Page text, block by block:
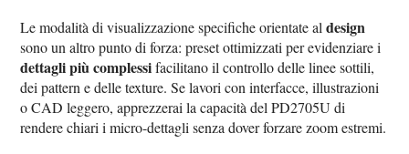
Le modalità di visualizzazione specifiche orientate aldesign
sono un altro punto di forza: preset ottimizzati per evidenziare i
dettagli più complessifacilitano il controllo delle linee sottili,
dei pattern e delle texture. Se lavori con interfacce, illustrazioni
o CAD leggero, apprezzerai la capacità del PD2705U di
rendere chiari i micro-dettagli senza dover forzare zoom estremi.